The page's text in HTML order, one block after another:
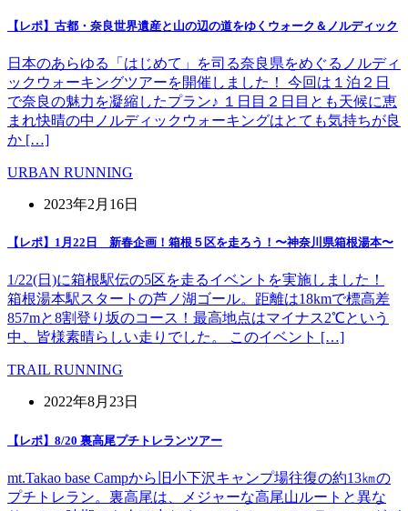
【レポ】古都・奈良世界遺産と山の辺の道をゆくウォーク＆ノルディック
日本のあらゆる「はじめて」を司る奈良県をめぐるノルディ
ックウォーキングツアーを開催しました！ 今回は１泊２日
で奈良の魅力を凝縮したプラン♪ １日目２日目とも天候に恵
まれ快晴の中ノルディックウォーキングはとても気持ちが良
か […]
URBAN RUNNING
2023年2月16日
【レポ】1月22日 新春企画！箱根５区を走ろう！〜神奈川県箱根湯本〜
1/22(日)に箱根駅伝の5区を走るイベントを実施しました！
箱根湯本駅スタートの芦ノ湖ゴール。距離は18kmで標高差
857mと8割登り坂のコース！最高地点はマイナス2℃という
中、皆様素晴らしい走りでした。 このイベント […]
TRAIL RUNNING
2022年8月23日
【レポ】8/20 裏高尾プチトレランツアー
mt.Takao base Campから旧小下沢キャンプ場往復の約13㎞の
プチトレラン。裏高尾は、メジャーな高尾山ルートと異な